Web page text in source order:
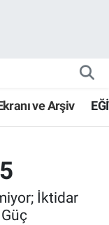
ve Arşiv
İktidar